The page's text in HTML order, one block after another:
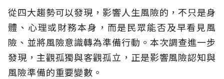
從四大趨勢可以發現，影響人生風險的，不只是身
體、心理或財務本身，而是民眾能否及早看見風
險、並將風險意識轉為準備行動。本次調查進一步
發現，主觀孤獨與客觀孤立，正是影響風險認知與
風險準備的重要變數。